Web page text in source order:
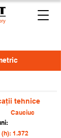
tehnice
Cauciuc
1.372